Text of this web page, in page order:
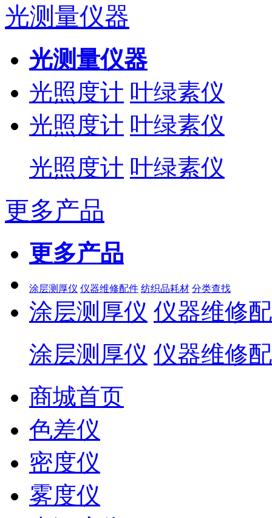
光测量仪器
光测量仪器
光照度计 叶绿素仪
光照度计 叶绿素仪
光照度计 叶绿素仪
更多产品
更多产品
涂层测厚仪 仪器维修配件 纺织品耗材 分类查找
涂层测厚仪 仪器维修
涂层测厚仪 仪器维修
商城首页
色差仪
密度仪
雾度仪